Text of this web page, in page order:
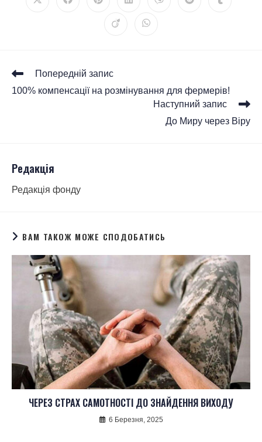
Попередній запис
100% компенсації на розмінування для фермерів!
Наступний запис
До Миру через Віру
Редакція
Редакція фонду
ВАМ ТАКОЖ МОЖЕ СПОДОБАТИСЬ
ЧЕРЕЗ СТРАХ САМОТНОСТІ ДО ЗНАЙДЕННЯ ВИХОДУ
6 Березня, 2025